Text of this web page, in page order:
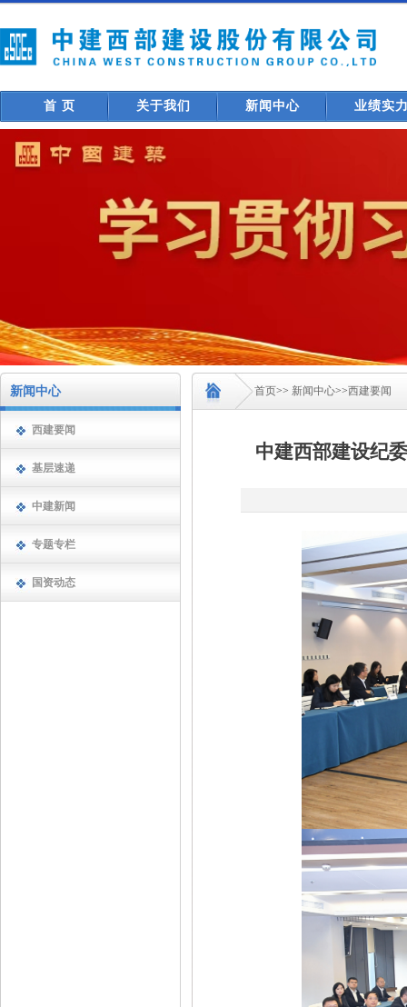
首 页 关于我们 新闻中心 业绩实
新闻中心
西建要闻
基层速递
中建新闻
专题专栏
国资动态
首页>> 新闻中心>>西建要闻
中建西部建设纪